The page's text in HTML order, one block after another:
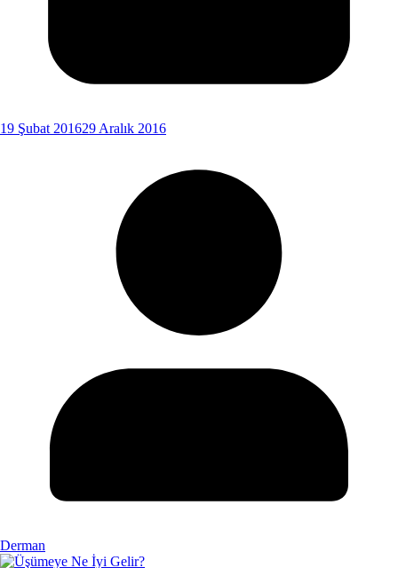
19 Şubat 201629 Aralık 2016
Derman